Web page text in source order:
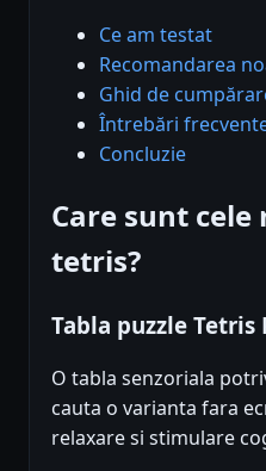
Ce am testat
Recomandarea
Ghid de
Întrebări
Concluzie
Care sunt
tetris?
Tabla puzzle
O tabla senzoriala
cauta o varianta fara
relaxare si stimulare